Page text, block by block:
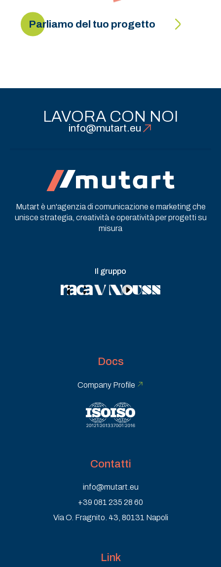
Parliamo del tuo progetto
LAVORA CON NOI
info@mutart.eu
Mutart è un'agenzia di comunicazione e marketing che
unisce strategia, creatività e operatività per progetti su
misura
Il gruppo
Docs
Company Profile
Contatti
info@mutart.eu
+39 081 235 28 60
Via O. Fragnito. 43, 80131 Napoli
Link